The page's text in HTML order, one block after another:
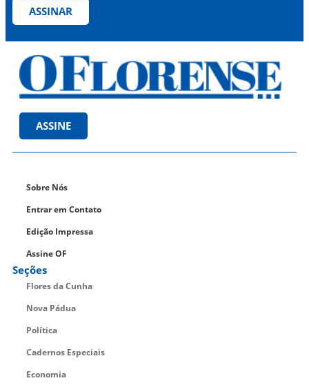
ASSINAR
ASSINE
Sobre Nós
Entrar em Contato
Edição Impressa
Assine OF
Seções
Flores da Cunha
Nova Pádua
Política
Cadernos Especiais
Economia